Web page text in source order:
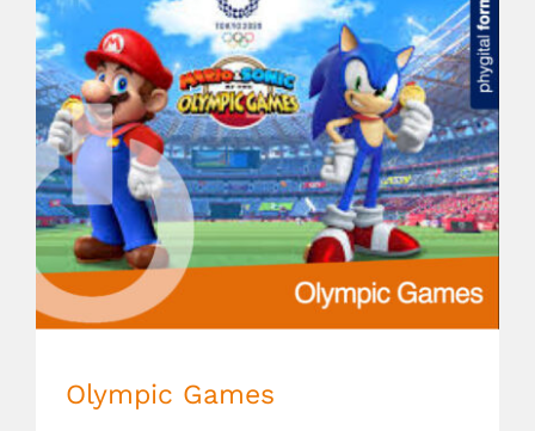
Olympic Games
Olympic Games